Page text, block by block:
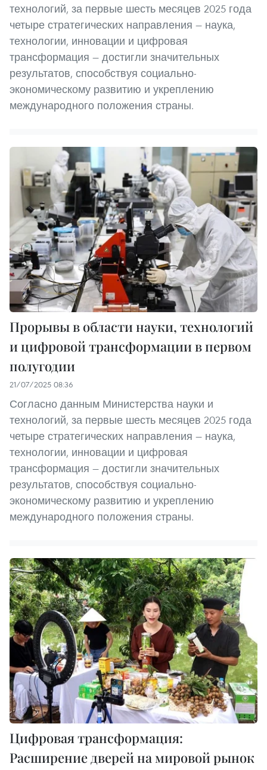
технологий, за первые шесть месяцев 2025 года
четыре стратегических направления — наука,
технологии, инновации и цифровая
трансформация — достигли значительных
результатов, способствуя социально-
экономическому развитию и укреплению
международного положения страны.
Прорывы в области науки, технологий
и цифровой трансформации в первом
полугодии
21/07/2025 08:36
Согласно данным Министерства науки и
технологий, за первые шесть месяцев 2025 года
четыре стратегических направления — наука,
технологии, инновации и цифровая
трансформация — достигли значительных
результатов, способствуя социально-
экономическому развитию и укреплению
международного положения страны.
Цифровая трансформация:
Расширение дверей на мировой рынок